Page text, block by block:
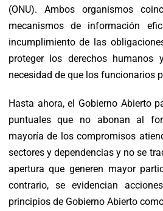
(ONU). Ambos organismos
mecanismos de información
incumplimiento de las
proteger los derechos
necesidad de que los funcionarios
Hasta ahora, el Gobierno Abierto
puntuales que no abonan al
mayoría de los compromisos
sectores y dependencias y no se
apertura que generen mayor
contrario, se evidencian
principios de Gobierno Abierto